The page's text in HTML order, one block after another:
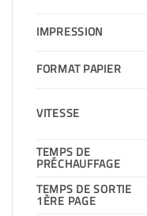
IMPRESSION
FORMAT PAPIER
VITESSE
TEMPS DE
PRÉCHAUFFAGE
TEMPS DE SORTIE
1ÈRE PAGE